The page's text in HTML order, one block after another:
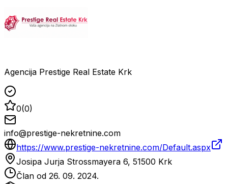
Agencija Prestige Real Estate Krk
0(0)
info@prestige-nekretnine.com
https://www.prestige-nekretnine.com/Default.aspx
Josipa Jurja Strossmayera 6, 51500 Krk
Član od 26. 09. 2024.